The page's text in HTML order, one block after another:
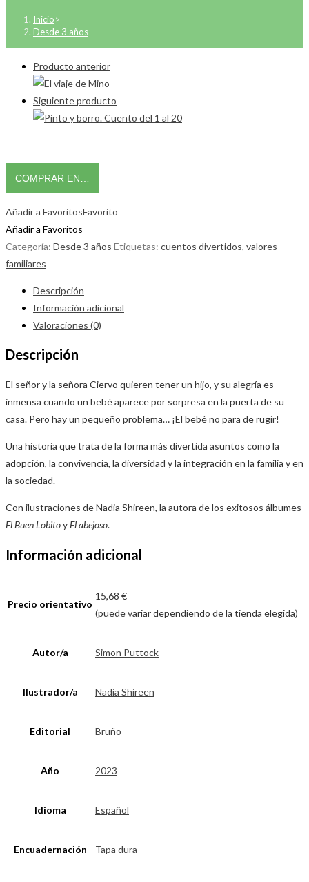
Inicio>
Desde 3 años
Producto anterior
Siguiente producto
COMPRAR EN…
Añadir a FavoritosFavorito
Añadir a Favoritos
Categoría: Desde 3 años Etiquetas: cuentos divertidos, valores
familiares
Descripción
Información adicional
Valoraciones (0)
Descripción
El señor y la señora Ciervo quieren tener un hijo, y su alegría es
inmensa cuando un bebé aparece por sorpresa en la puerta de su
casa. Pero hay un pequeño problema… ¡El bebé no para de rugir!
Una historia que trata de la forma más divertida asuntos como la
adopción, la convivencia, la diversidad y la integración en la familia y en
la sociedad.
Con ilustraciones de Nadia Shireen, la autora de los exitosos álbumes
El Buen LobitoyEl abejoso.
Información adicional
Precio orientativo
15,68 €
(puede variar dependiendo de la tienda elegida)
Autor/a Simon Puttock
Ilustrador/a Nadia Shireen
Editorial Bruño
Año 2023
Idioma Español
Encuadernación Tapa dura